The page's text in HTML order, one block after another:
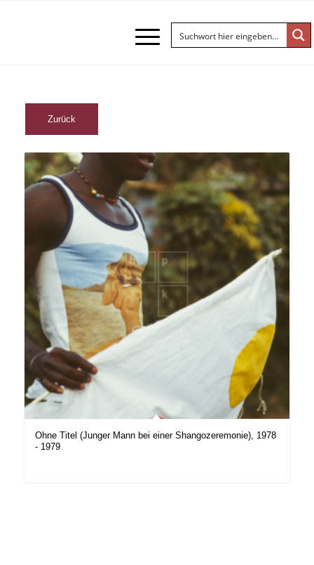
Ohne Titel (Junger Mann bei einer Shangozeremonie), 1978
- 1979